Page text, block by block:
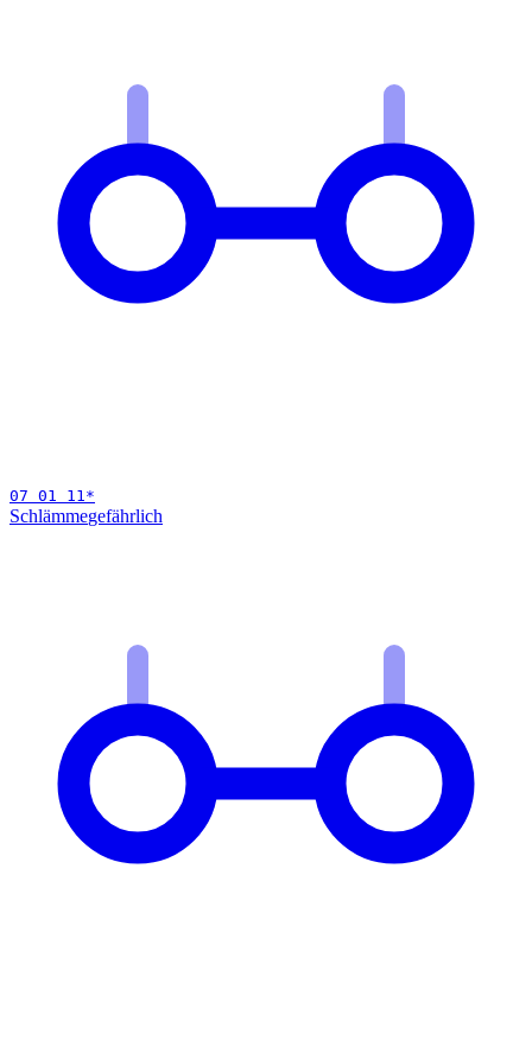
07 01 11*
Schlämmegefährlich